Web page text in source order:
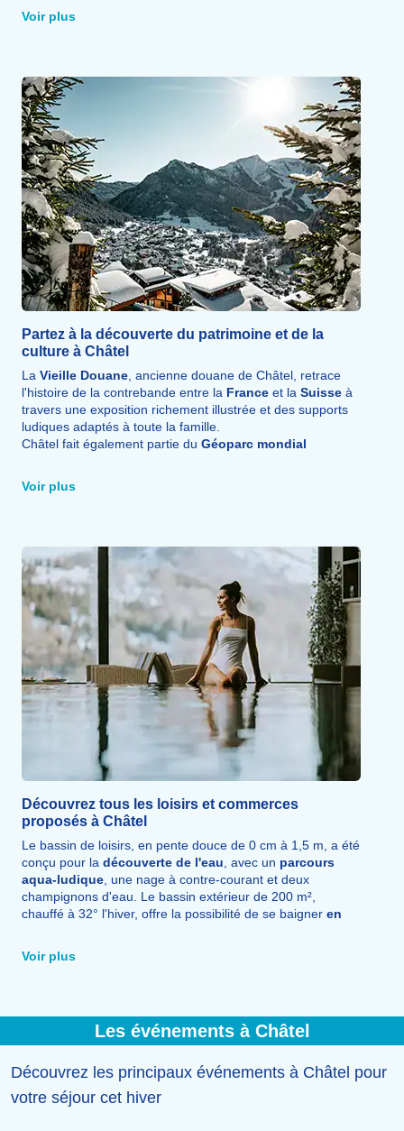
entre la France et la Suisse, sont adaptés à tous les
niveaux, de la promenade d'une heure à la
diplômés permettent de partir à la découverte de la faune
et des paysages, en demi-journée ou en journée.
Sensations fortes
Fantasticable,
unique dans les Alpes : confortablement installé dans un
harnais, on survole le hameau de
Plaine-Dranseà près de
100 km/h et jusqu'à 140 m de haut.
Voir plus
Partez à la découverte du patrimoine et de la
culture à Châtel
La Vieille Douane, ancienne douane de Châtel, retrace
l'histoire de la contrebande entre la France et la Suisse à
travers une exposition richement illustrée et des supports
ludiques adaptés à toute la famille.
Châtel fait également partie du Géoparc mondial
richesse de son
culturel. C'est l'occasion de découvrir des paysages
Voir plus
Découvrez tous les loisirs et commerces
proposés à Châtel
Le bassin de loisirs, en pente douce de 0 cm à 1,5 m, a été
conçu pour la découverte de l'eau, avec un parcours
aqua-ludique, une nage à contre-courant et deux
champignons d'eau. Le bassin extérieur de 200 m²,
chauffé à 32° l'hiver, offre la possibilité de se baigner en
ambiance extraordinaire de neige au pied des pistes.
Châtel Tonic Club
est une plaine de jeux indoor de 400 m², couverte,
chauffée et entièrement sécurisée.
Voir plus
Les événements à Châtel
Découvrez les principaux événements à Châtel pour
votre séjour cet hiver